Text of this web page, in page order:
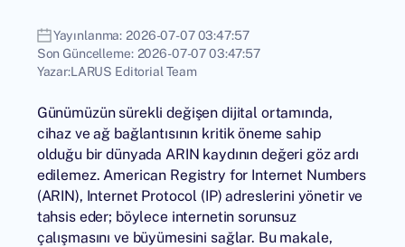
Yayınlanma: 2026-07-07 03:47:57
Son Güncelleme: 2026-07-07 03:47:57
Yazar:LARUS Editorial Team
Günümüzün sürekli değişen dijital ortamında,
cihaz ve ağ bağlantısının kritik öneme sahip
olduğu bir dünyada ARIN kaydının değeri göz ardı
edilemez. American Registry for Internet Numbers
(ARIN), Internet Protocol (IP) adreslerini yönetir ve
tahsis eder; böylece internetin sorunsuz
çalışmasını ve büyümesini sağlar. Bu makale,